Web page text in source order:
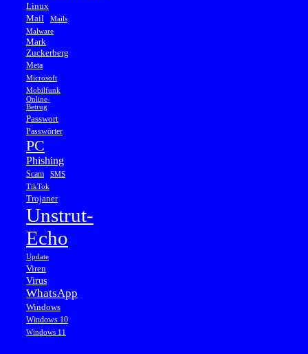
Linux
Mail
Mails
Malware
Mark
Zuckerberg
Meta
Microsoft
Mobilfunk
Online-
Betrug
Passwort
Passwörter
PC
Phishing
Scam
SMS
TikTok
Trojaner
Unstrut-
Echo
Update
Viren
Virus
WhatsApp
Windows
Windows 10
Windows 11